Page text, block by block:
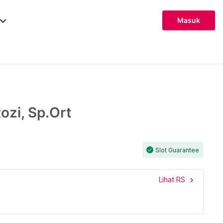
keyboard_arrow_down Masuk
Sp.Ort
check Slot Guarantee
Lihat RS chevron_right